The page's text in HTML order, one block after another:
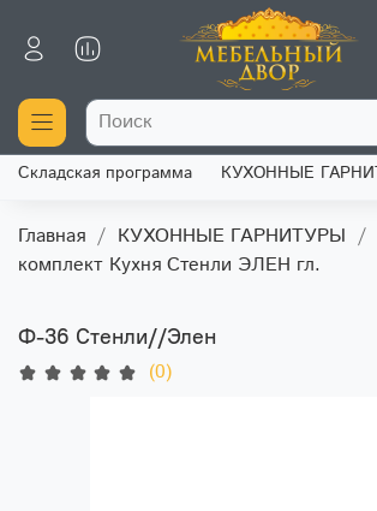
Складская программа КУХОННЫЕ
Главная КУХОННЫЕ ГАРНИТУРЫ
комплект Кухня Стенли ЭЛЕН гл.
Ф-36 Стенли//Элен
(0)